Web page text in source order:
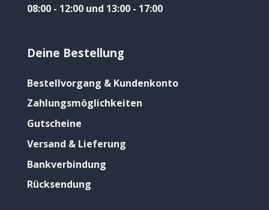
08:00 - 12:00 und 13:00 - 17:00
Deine Bestellung
Bestellvorgang & Kundenkonto
Zahlungsmöglichkeiten
Gutscheine
Versand & Lieferung
Bankverbindung
Rücksendung